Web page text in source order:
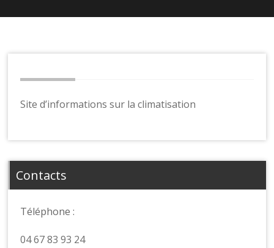
Site d’informations sur la climatisation
Contacts
Téléphone :
04 67 83 93 24